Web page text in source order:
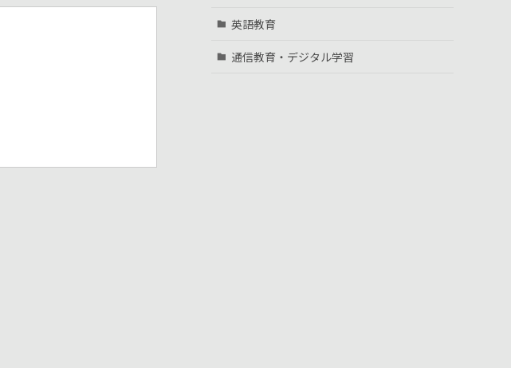
英語教育
通信教育・デジタル学習